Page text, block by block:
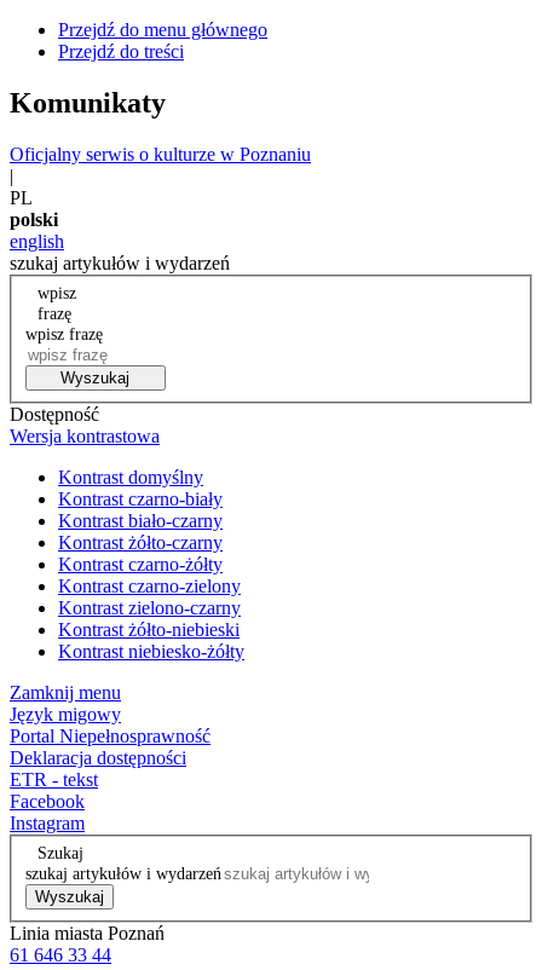
Przejdź do menu głównego
Przejdź do treści
Komunikaty
Oficjalny serwis o kulturze w Poznaniu
|
PL
polski
english
szukaj artykułów i wydarzeń
wpisz
frazę
wpisz frazę
Wyszukaj
Dostępność
Wersja kontrastowa
Kontrast domyślny
Kontrast czarno-biały
Kontrast biało-czarny
Kontrast żółto-czarny
Kontrast czarno-żółty
Kontrast czarno-zielony
Kontrast zielono-czarny
Kontrast żółto-niebieski
Kontrast niebiesko-żółty
Zamknij menu
Język migowy
Portal Niepełnosprawność
Deklaracja dostępności
ETR - tekst
Facebook
Instagram
Szukaj
szukaj artykułów i wydarzeń
Wyszukaj
Linia miasta Poznań
61 646 33 44